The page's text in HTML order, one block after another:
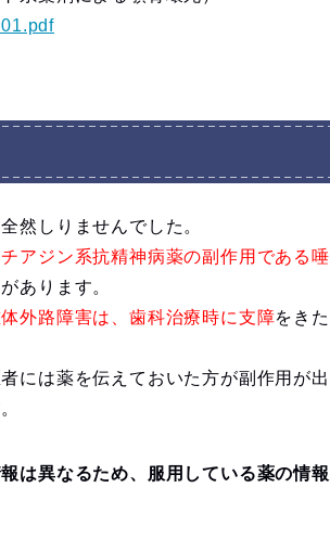
然しりませんでした。
アジン系抗精神病薬の副作用である唾
あります。
外路障害は、歯科治療時に支障をきた
には薬を伝えておいた方が副作用が出
は異なるため、服用している薬の情報